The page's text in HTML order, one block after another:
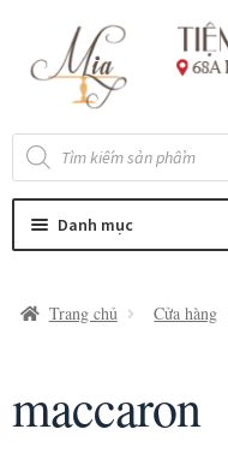
đến
Điều
đến
nội
Tìm
kiếm
sản
Danh mục
Trang chủ Cửa hàng
maccaron